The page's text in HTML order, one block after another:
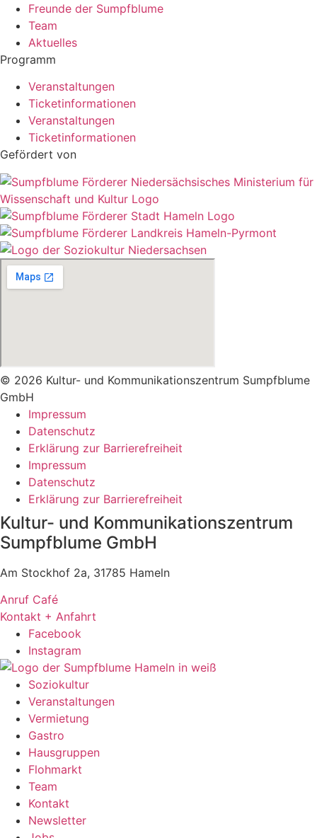
Freunde der Sumpfblume
Team
Aktuelles
Programm
Veranstaltungen
Ticketinformationen
Veranstaltungen
Ticketinformationen
Gefördert von
© 2026 Kultur- und Kommunikationszentrum Sumpfblume
GmbH
Impressum
Datenschutz
Erklärung zur Barrierefreiheit
Impressum
Datenschutz
Erklärung zur Barrierefreiheit
Kultur- und Kommunikationszentrum
Sumpfblume GmbH
Am Stockhof 2a, 31785 Hameln
Anruf Café
Kontakt + Anfahrt
Facebook
Instagram
Soziokultur
Veranstaltungen
Vermietung
Gastro
Hausgruppen
Flohmarkt
Team
Kontakt
Newsletter